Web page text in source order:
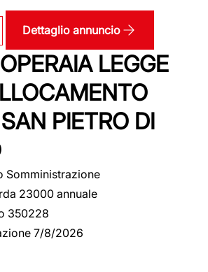
Dettaglio annuncio
LEGGE
PIETRO DI
Somministrazione
23000 annuale
350228
7/8/2026